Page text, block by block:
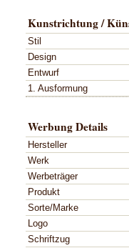
Kunstrichtung /
Stil
Design
Entwurf
1. Ausformung
Werbung Details
Hersteller
Werk
Werbeträger
Produkt
Sorte/Marke
Logo
Schriftzug